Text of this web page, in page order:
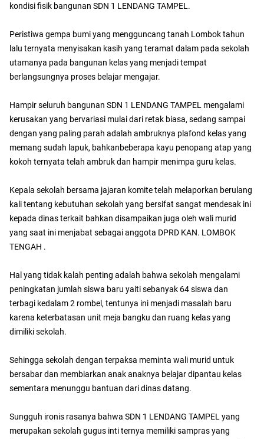
kondisi fisik bangunan SDN 1 LENDANG TAMPEL.
Peristiwa gempa bumi yang mengguncang tanah Lombok tahun
lalu ternyata menyisakan kasih yang teramat dalam pada sekolah
utamanya pada bangunan kelas yang menjadi tempat
berlangsungnya proses belajar mengajar.
Hampir seluruh bangunan SDN 1 LENDANG TAMPEL mengalami
kerusakan yang bervariasi mulai dari retak biasa, sedang sampai
dengan yang paling parah adalah ambruknya plafond kelas yang
memang sudah lapuk, bahkanbeberapa kayu penopang atap yang
kokoh ternyata telah ambruk dan hampir menimpa guru kelas.
Kepala sekolah bersama jajaran komite telah melaporkan berulang
kali tentang kebutuhan sekolah yang bersifat sangat mendesak ini
kepada dinas terkait bahkan disampaikan juga oleh wali murid
yang saat ini menjabat sebagai anggota DPRD KAN. LOMBOK
TENGAH .
Hal yang tidak kalah penting adalah bahwa sekolah mengalami
peningkatan jumlah siswa baru yaiti sebanyak 64 siswa dan
terbagi kedalam 2 rombel, tentunya ini menjadi masalah baru
karena keterbatasan unit meja bangku dan ruang kelas yang
dimiliki sekolah.
Sehingga sekolah dengan terpaksa meminta wali murid untuk
bersabar dan membiarkan anak anaknya belajar dipantau kelas
sementara menunggu bantuan dari dinas datang.
Sungguh ironis rasanya bahwa SDN 1 LENDANG TAMPEL yang
merupakan sekolah gugus inti ternya memiliki sampras yang